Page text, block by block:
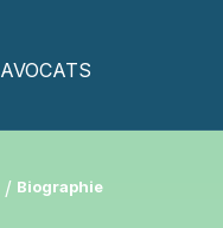
AVOCATS
Biographie